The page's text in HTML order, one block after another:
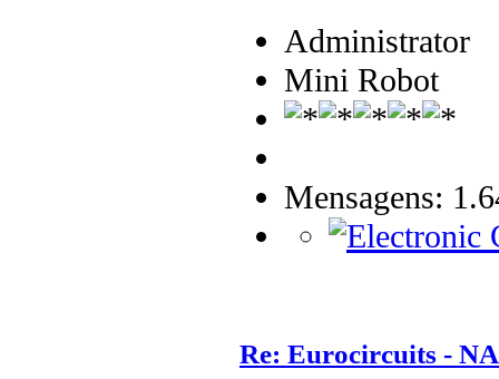
Administrator
Mini Robot
Mensagens:
Re: Eurocircuits -